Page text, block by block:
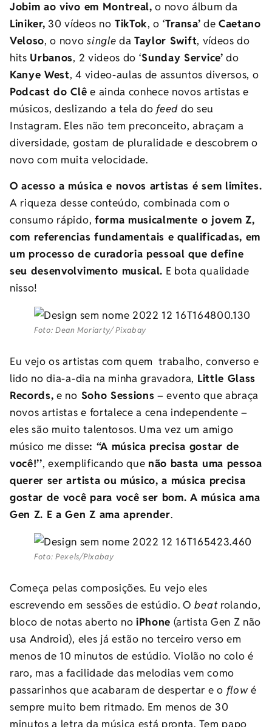
Jobim ao vivo em Montreal, o novo álbum da
Liniker, 30 vídeos no TikTok, o ‘Transa’ de Caetano
Veloso, o novosingle daTaylor Swift, vídeos do
hits Urbanos, 2 videos do ‘Sunday Service’ do
Kanye West, 4 video-aulas de assuntos diversos, o
Podcast do Clê e ainda conhece novos artistas e
músicos, deslizando a tela do feed do seu
Instagram. Eles não tem preconceito, abraçam a
diversidade, gostam de pluralidade e descobrem o
novo com muita velocidade.
O acesso a música e novos artistas é sem limites.
A riqueza desse conteúdo, combinada com o
consumo rápido, forma musicalmente o jovem Z,
com referencias fundamentais e qualificadas, em
um processo de curadoria pessoal que define
seu desenvolvimento musical. E bota qualidade
nisso!
Foto: Dean Moriarty/ Pixabay
Eu vejo os artistas com quem trabalho, converso e
lido no dia-a-dia na minha gravadora, Little Glass
Records, e no Soho Sessions – evento que abraça
novos artistas e fortalece a cena independente –
eles são muito talentosos. Uma vez um amigo
músico me disse: “A música precisa gostar de
você!’’, exemplificando que não basta uma pessoa
querer ser artista ou músico, a música precisa
gostar de você para você ser bom. A música ama
Gen Z. E a Gen Z ama aprender.
Foto: Pexels/Pixabay
Começa pelas composições. Eu vejo eles
escrevendo em sessões de estúdio. Obeatrolando,
bloco de notas aberto no iPhone (artista Gen Z não
usa Android), eles já estão no terceiro verso em
menos de 10 minutos de estúdio. Violão no colo é
raro, mas a facilidade das melodias vem como
passarinhos que acabaram de despertar e o flowé
sempre muito bem ritmado. Em menos de 30
minutos a letra da música está pronta. Tem papo